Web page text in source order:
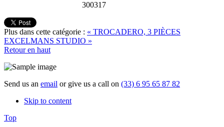
300317
Plus dans cette catégorie : « TROCADERO, 3 PIÈCES
EXCELMANS STUDIO »
Retour en haut
Send us an email or give us a call on (33) 6 95 65 87 82
Skip to content
Top